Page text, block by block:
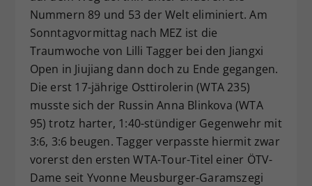
Nummern 89 und 53 der Welt eliminiert. Am
Sonntagvormittag nach MEZ ist die
Traumwoche von Lilli Tagger bei den Jiangxi
Open in Jiujiang dann doch zu Ende gegangen.
Die erst 17-jährige Osttirolerin (WTA 235)
musste sich der Russin Anna Blinkova (WTA
95) trotz harter, 1:40-stündiger Gegenwehr mit
3:6, 3:6 beugen. Tagger verpasste hiermit zwar
vorerst den ersten WTA-Tour-Titel einer ÖTV-
Dame seit Yvonne Meusburger-Garamszegi
Zweck
Dieser Wert speichert Ihre Consent-
Einstellungen. Unter anderem eine
zufällig generierte ID, für die
historische Speicherung Ihrer
vorgenommen Einstellungen, falls der
Webseiten-Betreiber dies eingestellt
hat.